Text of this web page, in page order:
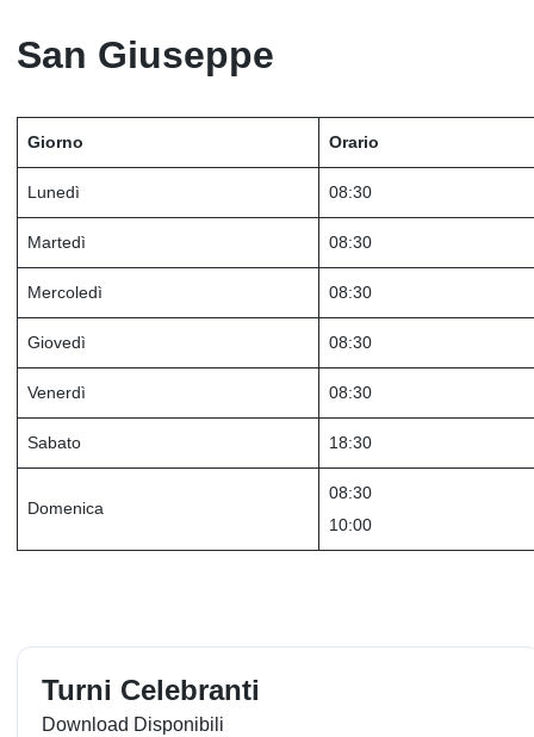
San Giuseppe
Giorno Orario
Lunedì 08:30
Martedì 08:30
Mercoledì 08:30
Giovedì 08:30
Venerdì 08:30
Sabato 18:30
Domenica
08:30
10:00
Turni Celebranti
Download Disponibili